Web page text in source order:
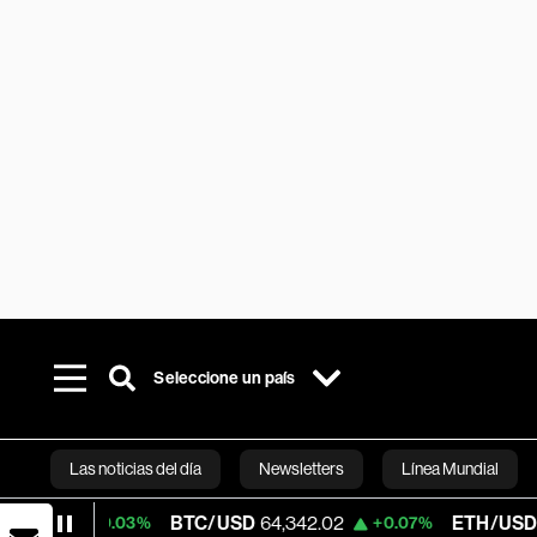
Seleccione un país
Las noticias del día Newsletters Línea Mundial
Bloomberg
BTC/USD 64,342.02 +0.07% ETH/USD